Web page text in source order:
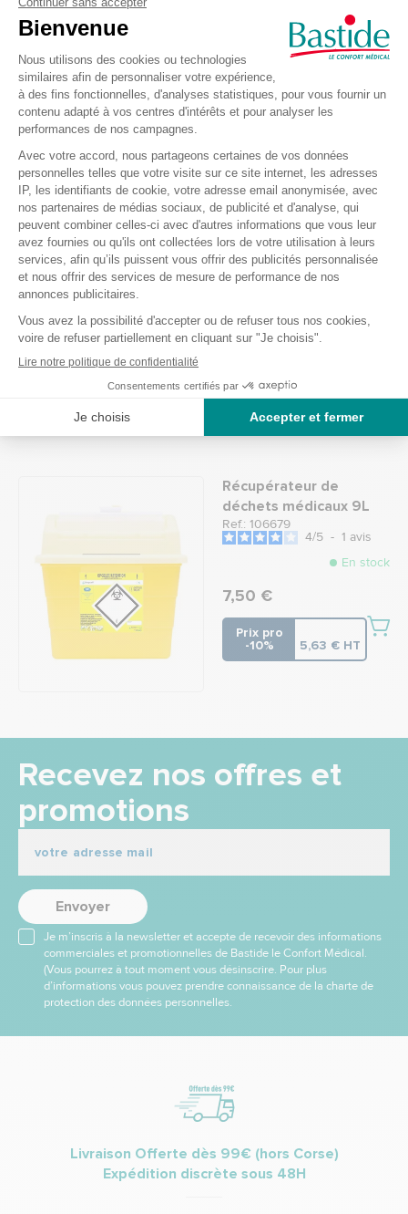
5/5- 1avis
En stock
3,45 €
Récupérateur de
déchets médicaux 0.6L
Ref.: 106756
3,95 €
-10%
Récupérateur de
déchets médicaux 9L
Ref.: 106679
4/5 - 1 avis
En stock
7,50 €
Prix pro
-10%
5,63 € HT
Recevez nos offres et
promotions
Envoyer
Je m’inscris à la newsletter et accepte de recevoir des informations
commerciales et promotionnelles de Bastide le Confort Médical.
(Vous pourrez à tout moment vous désinscrire. Pour plus
d’informations vous pouvez prendre connaissance de la charte de
protection des données personnelles.
Livraison Offerte dès 99€ (hors Corse)
Expédition discrète sous 48H